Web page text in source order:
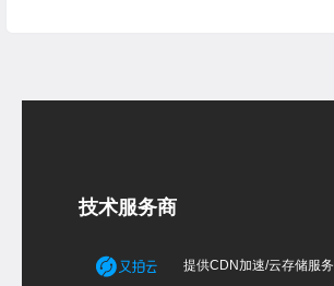
技术服务商
提供CDN加速/云存储服务